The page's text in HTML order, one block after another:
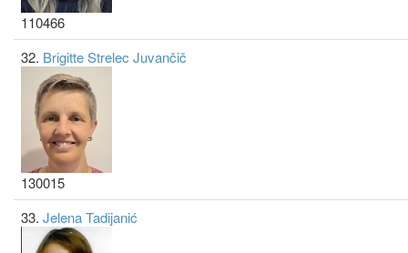
110466
32. Brigitte Strelec Juvančič
130015
33. Jelena Tadijanić